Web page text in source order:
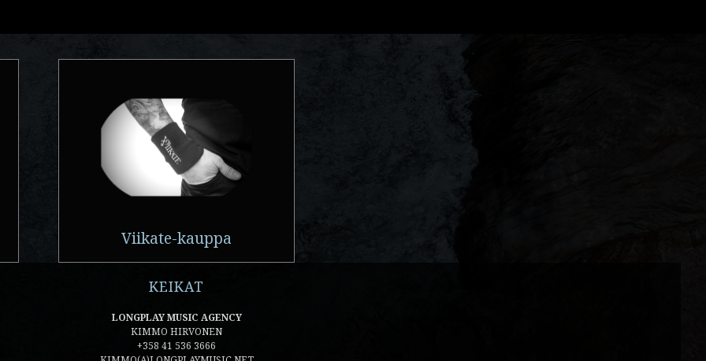
Viikate-kauppa
KEIKAT
LONGPLAY MUSIC AGENCY
KIMMO HIRVONEN
+358 41 536 3666